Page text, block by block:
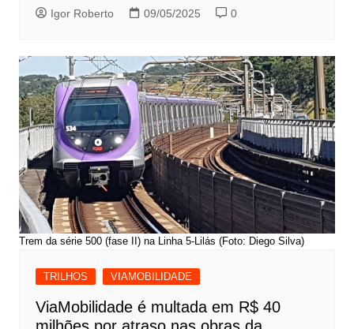
Igor Roberto 09/05/2025 0
Trem da série 500 (fase II) na Linha 5-Lilás (Foto: Diego Silva)
TRILHOS VIAMOBILIDADE
ViaMobilidade é multada em R$ 40
milhões por atraso nas obras da